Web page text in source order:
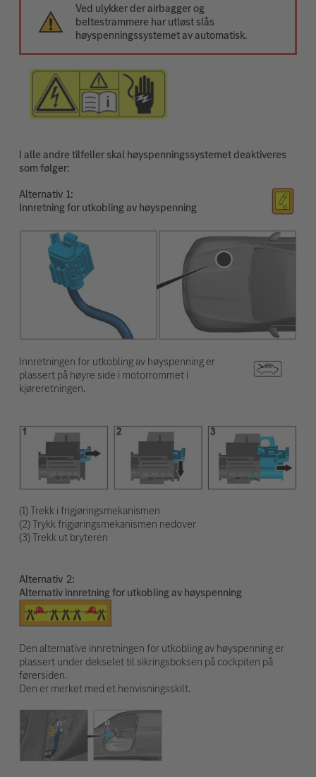
Ved ulykker der airbagger og
beltestrammere har utløst slås
høyspenningssystemet av automatisk.
I alle andre tilfeller skal høyspenningssystemet deaktiveres
som følger:
Alternativ
Innretning for utkobling av høyspenning
Innretningen for utkobling av høyspenning er
plassert på høyre side i motorrommet i
kjøreretningen.
(1) Trekk i frigjøringsmekanismen
(2) Trykk frigjøringsmekanismen nedover
(3) Trekk ut bryteren
Alternativ
Alternativ innretning for utkobling av høyspenning
Den alternative innretningen for utkobling av høyspenning er
plassert under dekselet til sikringsboksen på cockpiten på
førersiden.
Den er merket med et henvisningsskilt.